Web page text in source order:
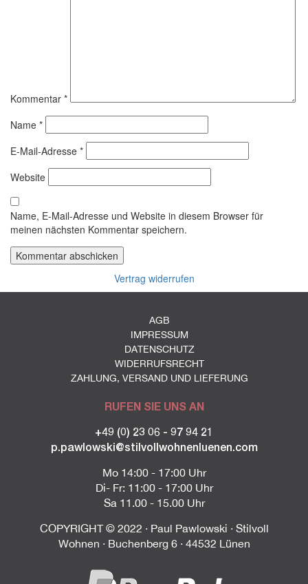
Kommentar *
Name *
E-Mail-Adresse *
Website
Name, E-Mail-Adresse und Website in diesem Browser für
meinen nächsten Kommentar speichern.
Vertrag widerrufen
AGB
IMPRESSUM
DATENSCHUTZ
WIDERRUFSRECHT
ZAHLUNG, VERSAND UND LIEFERUNG
RUFEN SIE UNS AN
+49 (0) 23 06 - 97 94 21
p.pawlowski@stilvollwohnenluenen.com
Mo 14:00 - 17:00 Uhr
Di- Fr: 11:00 - 17:00 Uhr
Sa 11.00 - 15.00 Uhr
COPYRIGHT © 2022 · Paul Pawlowski · Stilvoll
Wohnen · Buchenberg 6 · 44532 Lünen